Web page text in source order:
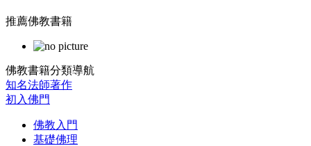
推薦佛教書籍
佛教書籍分類導航
知名法師著作
初入佛門
佛教入門
基礎佛理